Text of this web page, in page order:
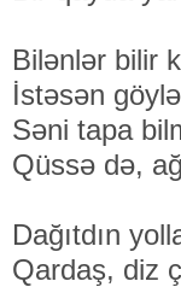
Bilənlər bilir
İstəsən
Səni tapa
Qüssə də,
Dağıtdın
Qardaş, diz